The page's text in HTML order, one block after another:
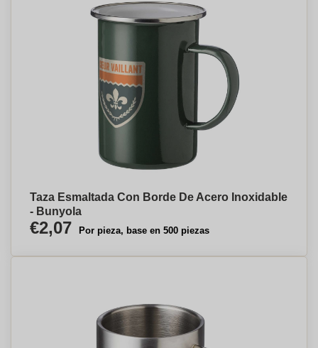
Taza Esmaltada Con Borde De Acero Inoxidable
- Bunyola
€2,07 Por pieza, base en 500 piezas